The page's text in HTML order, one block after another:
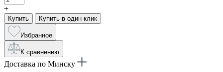
+
Купить Купить в один клик
Избранное
К сравнению
Доставка по Минску